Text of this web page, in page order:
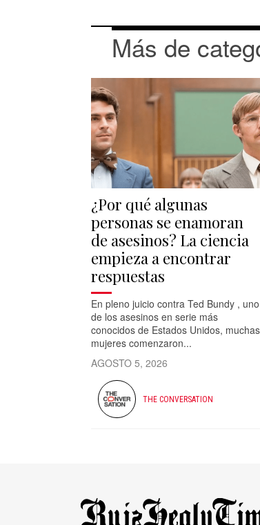
Más de
¿Por qué algunas
personas se enamoran
de asesinos? La ciencia
empieza a encontrar
respuestas
En pleno juicio contra Ted Bundy , uno
de los asesinos en serie más
conocidos de Estados Unidos, muchas
mujeres comenzaron...
AGOSTO 5, 2026
THE CONVERSATION